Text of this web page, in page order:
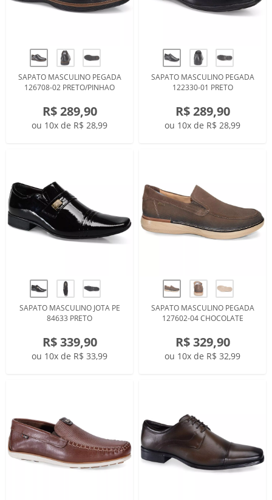
SAPATO MASCULINO PEGADA
126708-02 PRETO/PINHAO
R$ 289,90
ou 10x de R$ 28,99
SAPATO MASCULINO PEGADA
122330-01 PRETO
R$ 289,90
ou 10x de R$ 28,99
SAPATO MASCULINO JOTA PE
84633 PRETO
R$ 339,90
ou 10x de R$ 33,99
SAPATO MASCULINO PEGADA
127602-04 CHOCOLATE
R$ 329,90
ou 10x de R$ 32,99